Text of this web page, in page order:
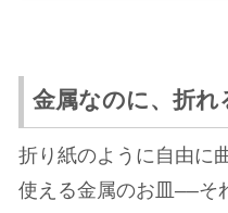
金属なのに、折れ
折り紙のように自由に
使える金属のお皿——そ